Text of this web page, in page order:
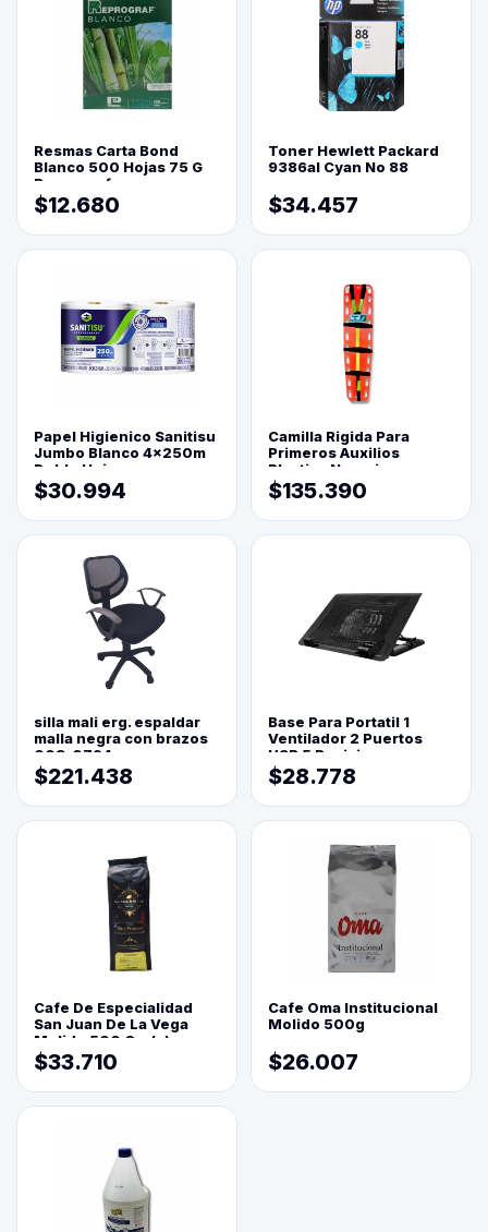
Resmas Carta Bond
Blanco 500 Hojas 75 G
Reprograf.
$12.680
Toner Hewlett Packard
9386al Cyan No 88
$34.457
Papel Higienico Sanitisu
Jumbo Blanco 4x250m
Doble Hoja
$30.994
Camilla Rigida Para
Primeros Auxilios
Plastica Naranja
$135.390
silla mali erg. espaldar
malla negra con brazos
003-0794
$221.438
Base Para Portatil 1
Ventilador 2 Puertos
USB 5 Posiciones
$28.778
Cafe De Especialidad
San Juan De La Vega
Molido 500 Grs(=)
$33.710
Cafe Oma Institucional
Molido 500g
$26.007